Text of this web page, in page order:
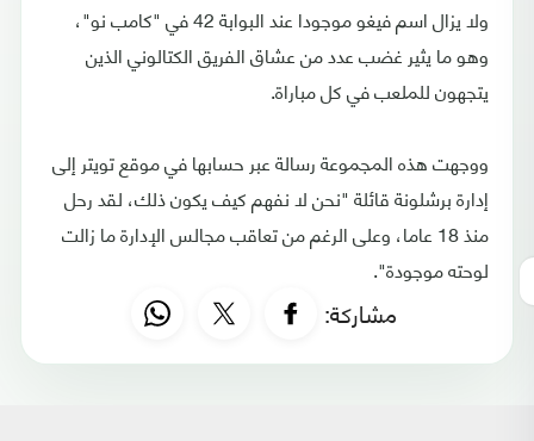
ولا يزال اسم فيغو موجودا عند البوابة 42 في "كامب نو"،
وهو ما يثير غضب عدد من عشاق الفريق الكتالوني الذين
يتجهون للملعب في كل مباراة.
ووجهت هذه المجموعة رسالة عبر حسابها في موقع تويتر إلى
إدارة برشلونة قائلة "نحن لا نفهم كيف يكون ذلك، لقد رحل
منذ 18 عاما، وعلى الرغم من تعاقب مجالس الإدارة ما زالت
لوحته موجودة".
مشاركة: